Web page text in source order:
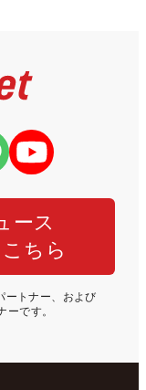
ース
ちら
ートナー、および
ーです。